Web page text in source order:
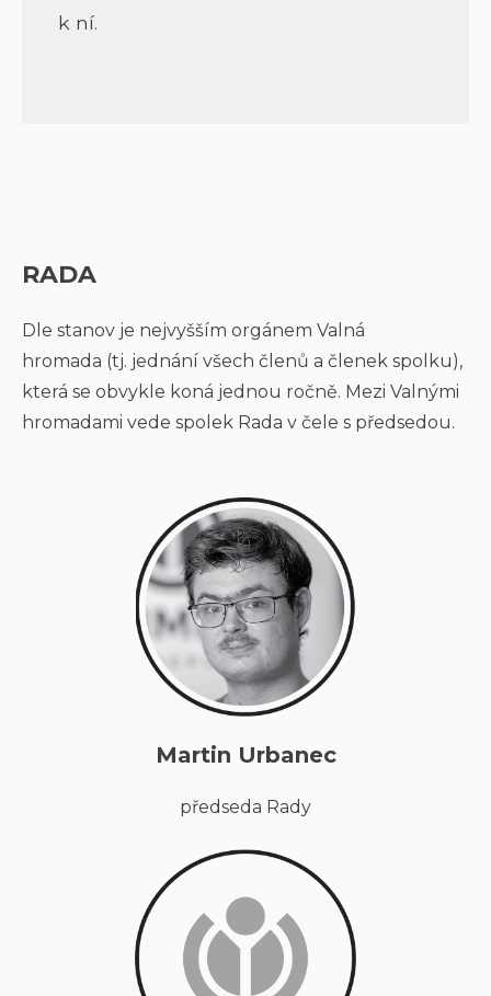
k ní.
RADA
Dle stanov je nejvyšším orgánem Valná
hromada (tj. jednání všech členů a členek spolku),
která se obvykle koná jednou ročně. Mezi Valnými
hromadami vede spolek Rada v čele s předsedou.
Martin Urbanec
předseda Rady